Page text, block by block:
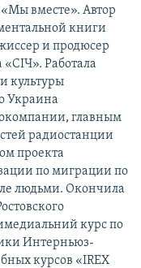
вместе». Автор
книги
и продюсер
Работала
культуры
Украина
главным
радиостанции
проекта
по миграции по
людьми. Окончила
курс по
Интерньюз-
курсов «IREX